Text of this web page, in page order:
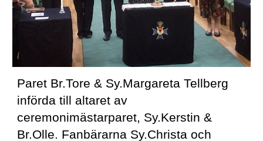
Paret Br.Tore & Sy.Margareta Tellberg
införda till altaret av
ceremonimästarparet, Sy.Kerstin &
Br.Olle. Fanbärarna Sy.Christa och